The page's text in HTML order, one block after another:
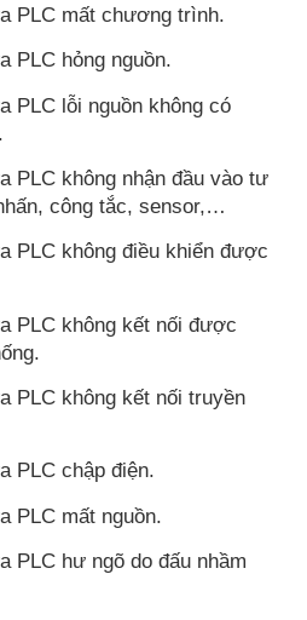
PLC mất chương trình.
PLC hỏng nguồn.
PLC lỗi nguồn không có
PLC không nhận đầu vào tư
công tắc, sensor,…
PLC không điều khiển được
PLC không kết nối được
PLC không kết nối truyền
PLC chập điện.
PLC mất nguồn.
PLC hư ngõ do đấu nhầm